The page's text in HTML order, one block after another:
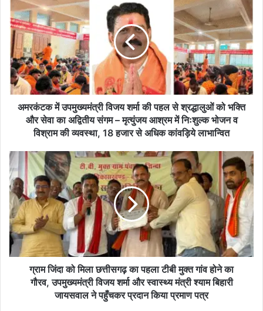
र
कं
ट
क
में
उ
प
वि
ज
य
श
र्मा
की
प
ह
ल
अमरकंटक में उपमुख्यमंत्री विजय शर्मा की पहल से श्रद्धालुओं को भक्ति
और सेवा का अद्वितीय संगम – मृत्युंजय आश्रम में निःशुल्क भोजन व
विश्राम की व्यवस्था, 18 हजार से अधिक कांवड़िये लाभान्वित
ग्रा
म
जिं
दा
को
मि
ला
छ
त्ती
ग्राम जिंदा को मिला छत्तीसगढ़ का पहला टीबी मुक्त गांव होने का
गौरव, उपमुख्यमंत्री विजय शर्मा और स्वास्थ्य मंत्री श्याम बिहारी
जायसवाल ने पहुँचकर प्रदान किया प्रमाण पत्र